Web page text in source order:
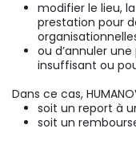
modifier le lieu,
prestation pour
ou d’annuler
insuffisant ou
Dans ce cas,
soit un report à
soit un